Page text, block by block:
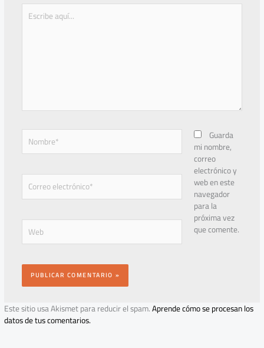
Escribe
aquí...
Nombre*
Correo
electrónico*
Web
Guarda
mi nombre,
correo
electrónico y
web en este
navegador
para la
próxima vez
que comente.
Este sitio usa Akismet para reducir el spam.Aprende cómo se procesan los
datos de tus comentarios.